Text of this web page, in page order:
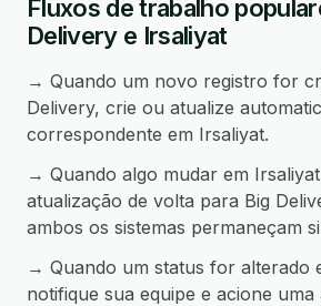
Fluxos de trabalho
Delivery e Irsaliyat
→ Quando um novo registro for
Delivery, crie ou atualize
correspondente em Irsaliyat.
→ Quando algo mudar em
atualização de volta para Big
ambos os sistemas permaneçam
→ Quando um status for alterado
notifique sua equipe e acione uma